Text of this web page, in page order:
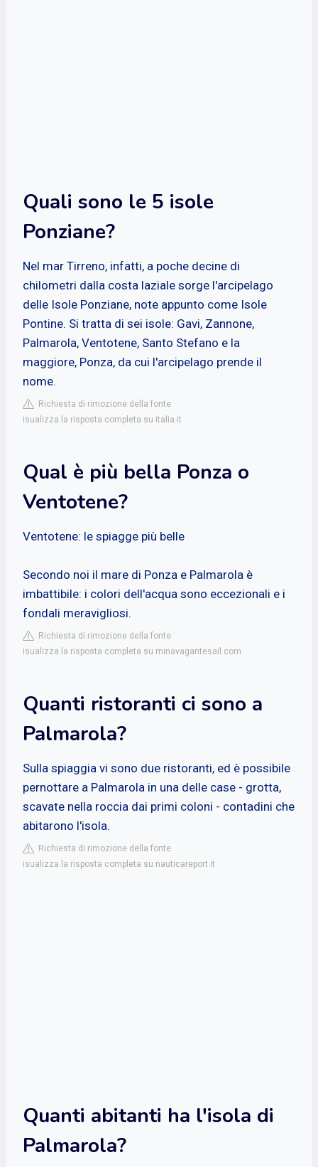
Quali sono le 5 isole
Ponziane?
Nel mar Tirreno, infatti, a poche decine di
chilometri dalla costa laziale sorge l'arcipelago
delle Isole Ponziane, note appunto come Isole
Pontine. Si tratta di sei isole: Gavi, Zannone,
Palmarola, Ventotene, Santo Stefano e la
maggiore, Ponza, da cui l'arcipelago prende il
nome.
Richiesta di rimozione della fonte
isualizza la risposta completa su italia.it
Qual è più bella Ponza o
Ventotene?
Ventotene: le spiagge più belle
Secondo noi il mare di Ponza e Palmarola è
imbattibile: i colori dell'acqua sono eccezionali e i
fondali meravigliosi.
Richiesta di rimozione della fonte
isualizza la risposta completa su minavagantesail.com
Quanti ristoranti ci sono a
Palmarola?
Sulla spiaggia vi sono due ristoranti, ed è possibile
pernottare a Palmarola in una delle case - grotta,
scavate nella roccia dai primi coloni - contadini che
abitarono l'isola.
Richiesta di rimozione della fonte
isualizza la risposta completa su nauticareport.it
Quanti abitanti ha l'isola di
Palmarola?